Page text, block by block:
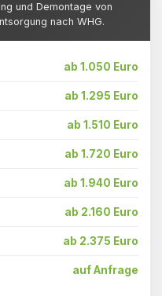
und Demontage von
nach WHG.
ab 1.050 Euro
ab 1.295 Euro
ab 1.510 Euro
ab 1.720 Euro
ab 1.940 Euro
ab 2.160 Euro
ab 2.375 Euro
auf Anfrage